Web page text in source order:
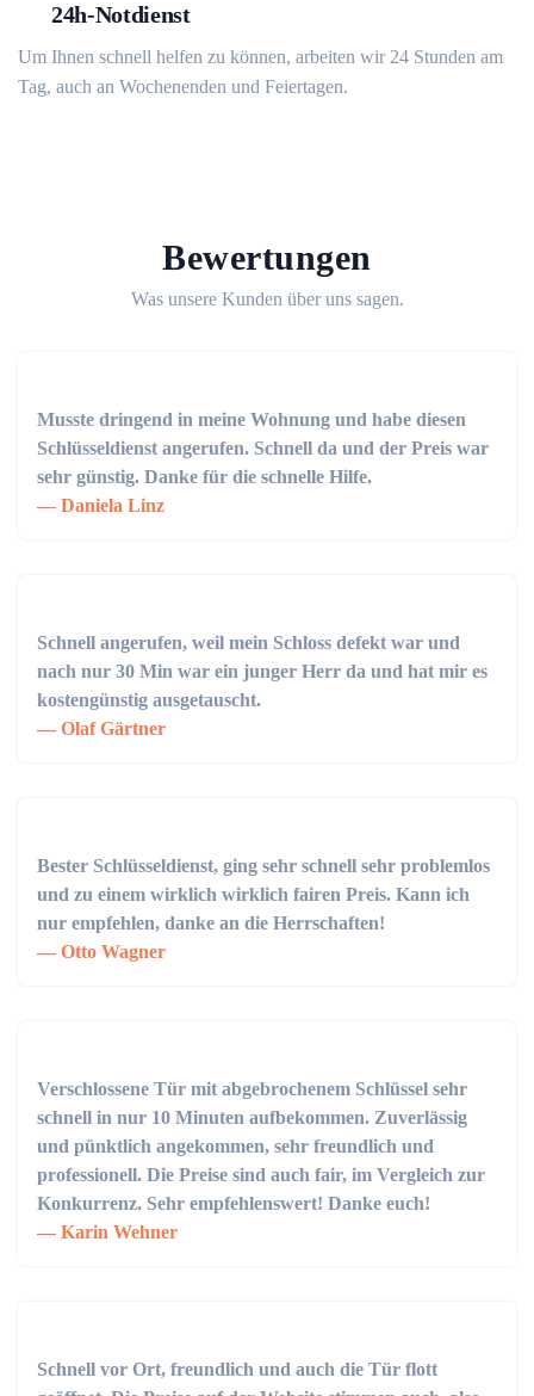
24h-Notdienst
Um Ihnen schnell helfen zu können, arbeiten wir 24 Stunden am
Tag, auch an Wochenenden und Feiertagen.
Bewertungen
Was unsere Kunden über uns sagen.
Musste dringend in meine Wohnung und habe diesen
Schlüsseldienst angerufen. Schnell da und der Preis war
sehr günstig. Danke für die schnelle Hilfe.
Daniela Linz
Schnell angerufen, weil mein Schloss defekt war und
nach nur 30 Min war ein junger Herr da und hat mir es
kostengünstig ausgetauscht.
Olaf Gärtner
Bester Schlüsseldienst, ging sehr schnell sehr problemlos
und zu einem wirklich wirklich fairen Preis. Kann ich
nur empfehlen, danke an die Herrschaften!
Otto Wagner
Verschlossene Tür mit abgebrochenem Schlüssel sehr
schnell in nur 10 Minuten aufbekommen. Zuverlässig
und pünktlich angekommen, sehr freundlich und
professionell. Die Preise sind auch fair, im Vergleich zur
Konkurrenz. Sehr empfehlenswert! Danke euch!
Karin Wehner
Schnell vor Ort, freundlich und auch die Tür flott